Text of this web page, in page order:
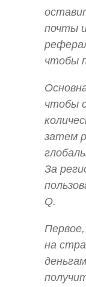
почты
чтобы
чтобы
затем
За
Q.
на